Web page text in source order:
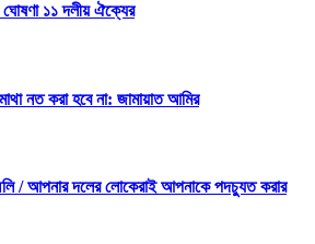
ঘোষণা ১১ দলীয় ঐক্যের
নত করা হবে না: জামায়াত আমির
/আপনার দলের লোকেরাই আপনাকে পদচ্যুত করার